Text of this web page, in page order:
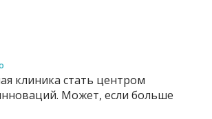
клиника стать центром
Может, если больше